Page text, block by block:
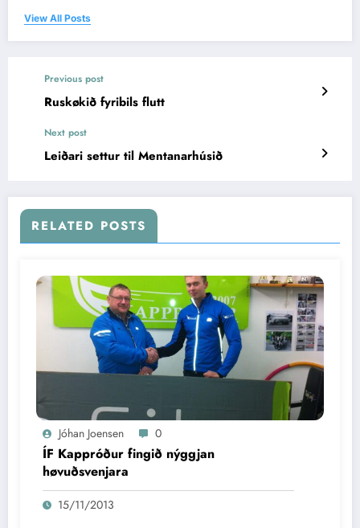
View All Posts
Previous post
Ruskøkið fyribils flutt
Next post
Leiðari settur til Mentanarhúsið
RELATED POSTS
Jóhan Joensen 0
ÍF Kappróður fingið nýggjan
høvuðsvenjara
15/11/2013